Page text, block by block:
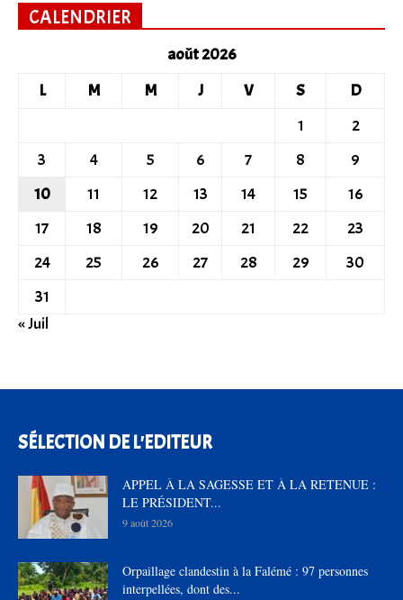
CALENDRIER
août 2026
L
M M J V S
D
1
2
3
4 5 6 7 8
9
10
11 12 13 14 15
16
17
18 19 20 21 22
23
24
25 26 27 28 29
30
31
« Juil
SÉLECTION DE L'EDITEUR
APPEL À LA SAGESSE ET À LA RETENUE :
LE PRÉSIDENT...
9 août 2026
Orpaillage clandestin à la Falémé : 97 personnes
interpellées, dont des...